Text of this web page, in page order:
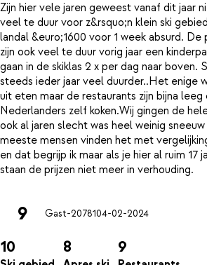
Zijn hier vele jaren geweest vanaf dit jaar
veel te duur voor z&rsquo;n klein ski
landal &euro;1600 voor 1 week absurd. De
zijn ook veel te duur vorig jaar een
gaan in de skiklas 2 x per dag naar boven.
steeds ieder jaar veel duurder..Het enige
uit eten maar de restaurants zijn bijna
Nederlanders zelf koken.Wij gingen de
ook al jaren slecht was heel weinig
meeste mensen vinden het met
en dat begrijp ik maar als je hier al ruim 17
9 Gast-2078104-02-2024
10 8 9